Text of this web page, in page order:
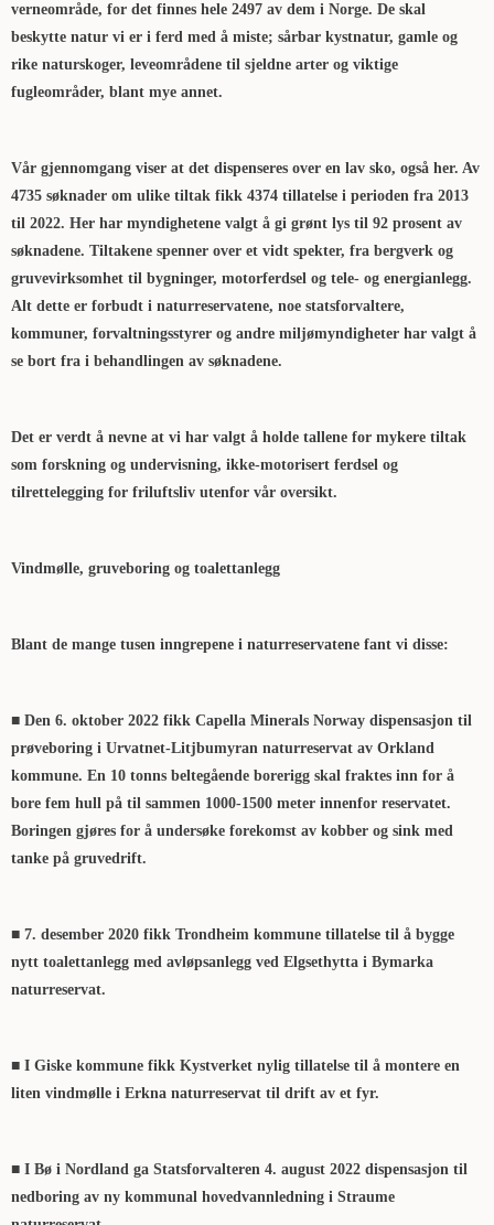
verneområde, for det finnes hele 2497 av dem i Norge. De skal
beskytte natur vi er i ferd med å miste; sårbar kystnatur, gamle og
rike naturskoger, leveområdene til sjeldne arter og viktige
fugleområder, blant mye annet.
Vår gjennomgang viser at det dispenseres over en lav sko, også her. Av
4735 søknader om ulike tiltak fikk 4374 tillatelse i perioden fra 2013
til 2022. Her har myndighetene valgt å gi grønt lys til 92 prosent av
søknadene. Tiltakene spenner over et vidt spekter, fra bergverk og
gruvevirksomhet til bygninger, motorferdsel og tele- og energianlegg.
Alt dette er forbudt i naturreservatene, noe statsforvaltere,
kommuner, forvaltningsstyrer og andre miljømyndigheter har valgt å
se bort fra i behandlingen av søknadene.
Det er verdt å nevne at vi har valgt å holde tallene for mykere tiltak
som forskning og undervisning, ikke-motorisert ferdsel og
tilrettelegging for friluftsliv utenfor vår oversikt.
Vindmølle, gruveboring og toalettanlegg
Blant de mange tusen inngrepene i naturreservatene fant vi disse:
■ Den 6. oktober 2022 fikk Capella Minerals Norway dispensasjon til
prøveboring i Urvatnet-Litjbumyran naturreservat av Orkland
kommune. En 10 tonns beltegående borerigg skal fraktes inn for å
bore fem hull på til sammen 1000-1500 meter innenfor reservatet.
Boringen gjøres for å undersøke forekomst av kobber og sink med
tanke på gruvedrift.
■ 7. desember 2020 fikk Trondheim kommune tillatelse til å bygge
nytt toalettanlegg med avløpsanlegg ved Elgsethytta i Bymarka
naturreservat.
■ I Giske kommune fikk Kystverket nylig tillatelse til å montere en
liten vindmølle i Erkna naturreservat til drift av et fyr.
■ I Bø i Nordland ga Statsforvalteren 4. august 2022 dispensasjon til
nedboring av ny kommunal hovedvannledning i Straume